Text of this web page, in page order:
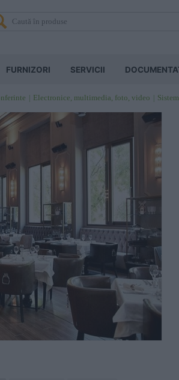
FURNIZORI SERVICII
Electronice, multimedia, foto, video